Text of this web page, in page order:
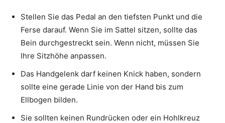
Stellen Sie das Pedal an den tiefsten Punkt und die
Ferse darauf. Wenn Sie im Sattel sitzen, sollte das
Bein durchgestreckt sein. Wenn nicht, müssen Sie
Ihre Sitzhöhe anpassen.
Das Handgelenk darf keinen Knick haben, sondern
sollte eine gerade Linie von der Hand bis zum
Ellbogen bilden.
Sie sollten keinen Rundrücken oder ein Hohlkreuz